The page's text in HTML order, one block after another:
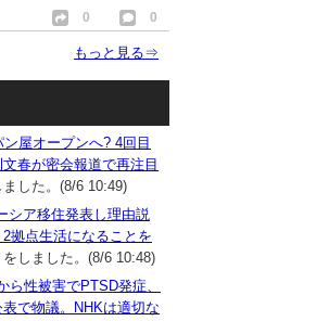
0
0
もっと見る⇒
屋オープンへ? 4回目
春が密会報道で再注目
した。(8/6 10:49)
シア移住発表し理由説
拠点生活になることを
しました。(8/6 10:48)
ら性被害でPTSD発症、
で物議。NHKは適切な